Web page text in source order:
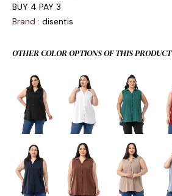
BUY 4 PAY 3
Brand : disentis
OTHER COLOR OPTIONS OF THIS PRODUCT